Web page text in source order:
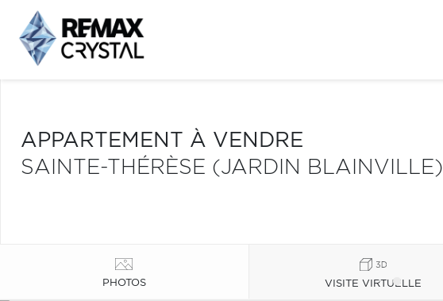
APPARTEMENT À VENDRE
SAINTE-THÉRÈSE (JARDIN BLAINVILLE)
PHOTOS VISITE VIRTUELLE